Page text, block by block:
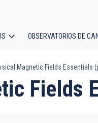
OBSERVATORIOS DE
Magnetic Fields Essentials
Fields